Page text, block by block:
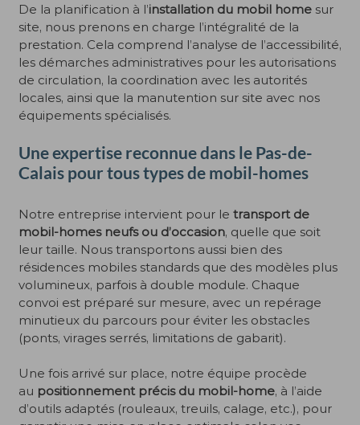
De la planification à l’installation du mobil homesur
site, nous prenons en charge l’intégralité de la
prestation. Cela comprend l’analyse de l’accessibilité,
les démarches administratives pour les autorisations
de circulation, la coordination avec les autorités
locales, ainsi que la manutention sur site avec nos
équipements spécialisés.
Une expertise reconnue dans le Pas-de-
Calais pour tous types de mobil-homes
Notre entreprise intervient pour le transport de
mobil-homes neufs ou d’occasion, quelle que soit
leur taille. Nous transportons aussi bien des
résidences mobiles standards que des modèles plus
volumineux, parfois à double module. Chaque
convoi est préparé sur mesure, avec un repérage
minutieux du parcours pour éviter les obstacles
(ponts, virages serrés, limitations de gabarit).
Une fois arrivé sur place, notre équipe procède
au positionnement précis du mobil-home, à l’aide
d’outils adaptés (rouleaux, treuils, calage, etc.), pour